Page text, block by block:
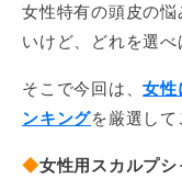
女性特有の頭皮の
いけど、どれを選
そこで今回は、女性
ンキングを厳選して
◆女性用スカルプシ